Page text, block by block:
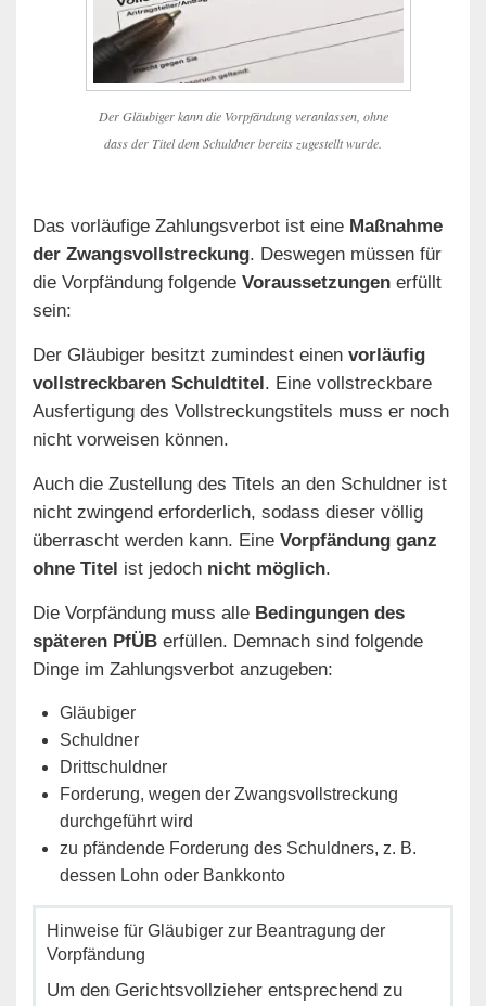
Der Gläubiger kann die Vorpfändung veranlassen, ohne
dass der Titel dem Schuldner bereits zugestellt wurde.
Das vorläufige Zahlungsverbot ist eine Maßnahme
der Zwangsvollstreckung . Deswegen müssen für
die Vorpfändung folgende Voraussetzungen erfüllt
sein:
Der Gläubiger besitzt zumindest einen vorläufig
vollstreckbaren Schuldtitel . Eine vollstreckbare
Ausfertigung des Vollstreckungstitels muss er noch
nicht vorweisen können.
Auch die Zustellung des Titels an den Schuldner ist
nicht zwingend erforderlich, sodass dieser völlig
überrascht werden kann. Eine Vorpfändung ganz
ohne Titel ist jedoch nicht möglich
Die Vorpfändung muss alle Bedingungen des
späteren PfÜB erfüllen. Demnach sind folgende
Dinge im Zahlungsverbot anzugeben:
Gläubiger
Schuldner
Drittschuldner
Forderung, wegen der Zwangsvollstreckung
durchgeführt wird
zu pfändende Forderung des Schuldners, z. B.
dessen Lohn oder Bankkonto
Hinweise für Gläubiger zur Beantragung der
Vorpfändung
Um den Gerichtsvollzieher entsprechend zu